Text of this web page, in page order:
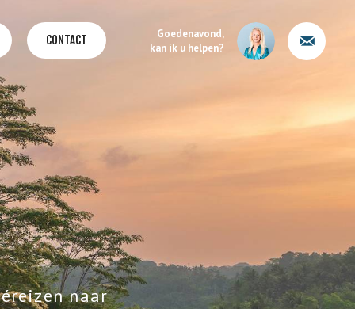
CONTACT
Goedenavond,
kan ik u helpen?
naar